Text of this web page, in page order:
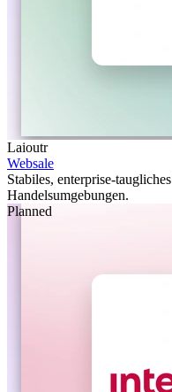
Laioutr
Websale
Stabiles, enterprise-
Handelsumgebungen.
Planned